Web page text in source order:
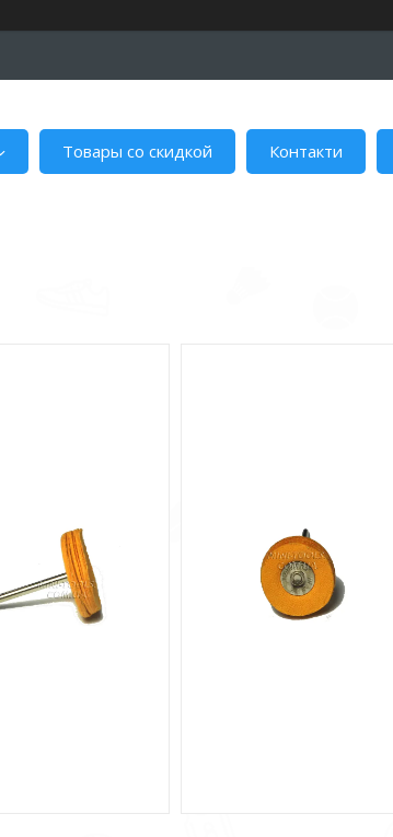
Товары со скидкой Контакти